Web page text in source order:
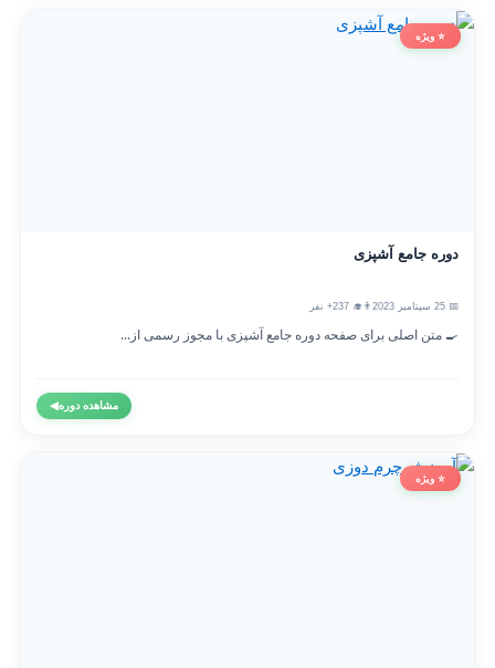
⭐ ویژه
دوره جامع آشپزی
👨‍🎓 237+ نفر
🍳 متن اصلی برای صفحه دوره جامع آشپزی با مجوز رسمی از...
مشاهده دوره◀
⭐ ویژه